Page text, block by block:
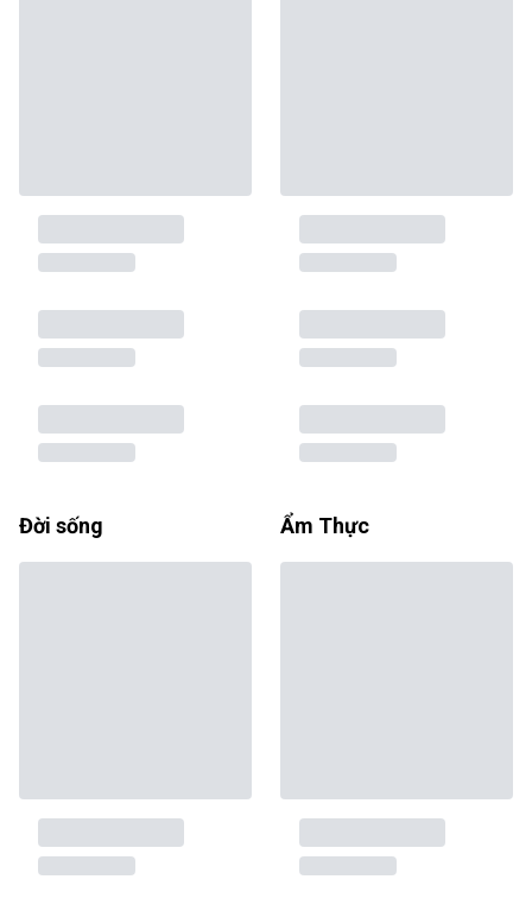
Đời sống Ẩm Thực